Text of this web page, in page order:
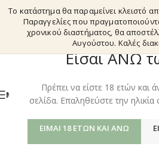
Είσαι ΑΝΩ
Πρέπει να είστε 18 ετών και
σελίδα. Επαληθεύστε την ηλικία
ΕΊΜΑΙ 18 ΕΤΏΝ ΚΑΙ ΆΝΩ
Το κατάστημα θα παραμείνει κλειστό
Παραγγελίες που
χρονικού διαστήματος, θα
Αυγούστου. Καλές
ΜΕΝΟΎ